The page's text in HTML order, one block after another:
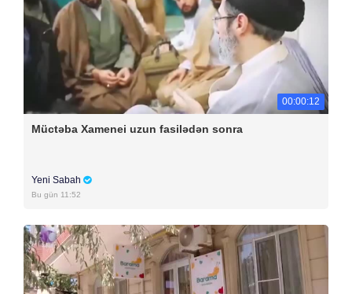
00:00:12
Müctəba Xamenei uzun fasilədən sonra
Yeni Sabah
Bu gün 11:52